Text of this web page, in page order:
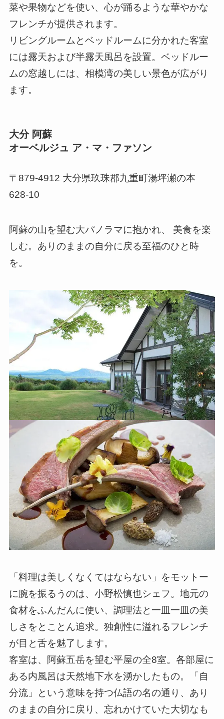
菜や果物などを使い、心が踊るような華やかな
フレンチが提供されます。
リビングルームとベッドルームに分かれた客室
には露天および半露天風呂を設置。ベッドルー
ムの窓越しには、相模湾の美しい景色が広がり
ます。
大分 阿蘇
オーベルジュ ア・マ・ファソン
〒879-4912 大分県玖珠郡九重町湯坪瀬の本
628-10
阿蘇の山を望む大パノラマに抱かれ、 美食を楽
しむ。ありのままの自分に戻る至福のひと時
を。
「料理は美しくなくてはならない」をモットー
に腕を振るうのは、小野松慎也シェフ。地元の
食材をふんだんに使い、調理法と一皿一皿の美
しさをとことん追求。独創性に溢れるフレンチ
が目と舌を魅了します。
客室は、阿蘇五岳を望む平屋の全8室。各部屋に
ある内風呂は天然地下水を湧かしたもの。「自
分流」という意味を持つ仏語の名の通り、あり
のままの自分に戻り、忘れかけていた大切なも